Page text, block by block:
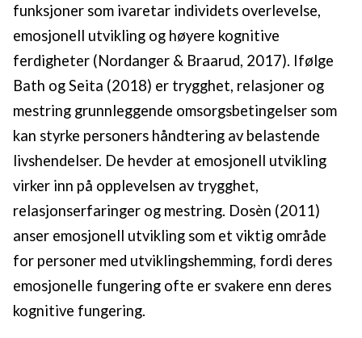
funksjoner som ivaretar individets overlevelse,
emosjonell utvikling og høyere kognitive
ferdigheter (Nordanger & Braarud, 2017). Ifølge
Bath og Seita (2018) er trygghet, relasjoner og
mestring grunnleggende omsorgsbetingelser som
kan styrke personers håndtering av belastende
livshendelser. De hevder at emosjonell utvikling
virker inn på opplevelsen av trygghet,
relasjonserfaringer og mestring. Dosèn (2011)
anser emosjonell utvikling som et viktig område
for personer med utviklingshemming, fordi deres
emosjonelle fungering ofte er svakere enn deres
kognitive fungering.